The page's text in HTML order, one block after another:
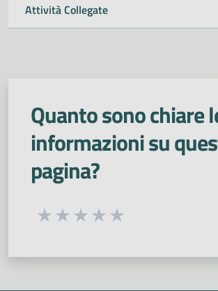
Attività Collegate
Quanto sono chiare
informazioni su
pagina?
Seleziona una valutazione